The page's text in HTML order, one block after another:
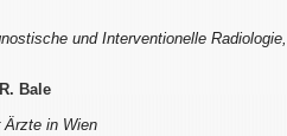
und Interventionelle
Bale
Ärzte in Wien